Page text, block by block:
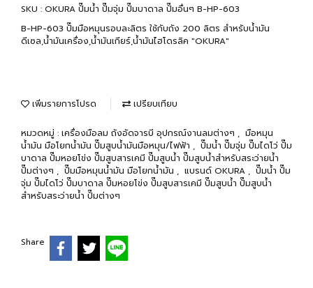
SKU : OKURA ปั๊มน้ำ ปั๊มจุ่ม ปั๊มบาดาล ปั๊มอื่นๆ B-HP-603
B-HP-603 ปั๊มมือหมุนรอบละลิตร ใช้กับถัง 200 ลิตร สำหรับน้ำมัน
ดีเซล,น้ำมันเครื่อง,น้ำมันเกียร์,น้ำมันไฮโดรลิค "OKURA"
เพิ่มรายการโปรด เปรียบเทียบ
หมวดหมู่ : เครื่องมือลม ถังอัดจารบี อุปกรณ์งานลมต่างๆ , มือหมุน
น้ำมัน มือโยกน้ำมัน ปั๊มสูบน้ำมันมือหมุน/ไฟฟ้า , ปั๊มน้ำ ปั๊มจุ่ม ปั๊มไดโว่ ปั๊ม
บาดาล ปั๊มหอยโข่ง ปั๊มสูบสารเคมี ปั๊มสูบน้ำ ปั๊มสูบน้ำสำหรับสระว่ายน้ำ
ปั๊มต่างๆ , ปั๊มมือหมุนน้ำมัน มือโยกน้ำมัน , แบรนด์ OKURA , ปั๊มน้ำ ปั๊ม
จุ่ม ปั๊มไดโว่ ปั๊มบาดาล ปั๊มหอยโข่ง ปั๊มสูบสารเคมี ปั๊มสูบน้ำ ปั๊มสูบน้ำ
สำหรับสระว่ายน้ำ ปั๊มต่างๆ
Share